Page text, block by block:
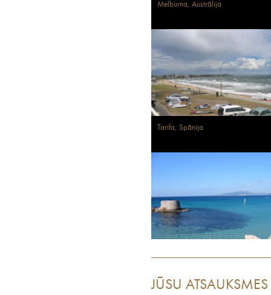
Melburna, Austrālija
Tarifa, Spānija
JŪSU ATSAUKSMES